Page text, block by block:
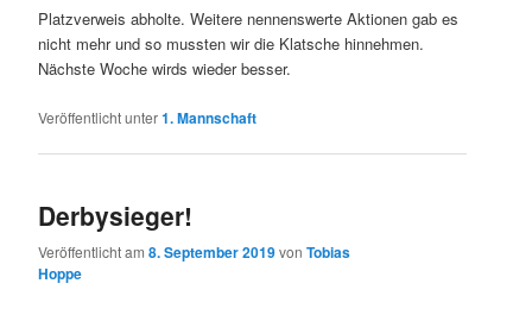
Platzverweis abholte. Weitere nennenswerte Aktionen gab es
nicht mehr und so mussten wir die Klatsche hinnehmen.
Nächste Woche wirds wieder besser.
Veröffentlicht unter1. Mannschaft
Derbysieger!
Veröffentlicht am8. September 2019vonTobias
Hoppe